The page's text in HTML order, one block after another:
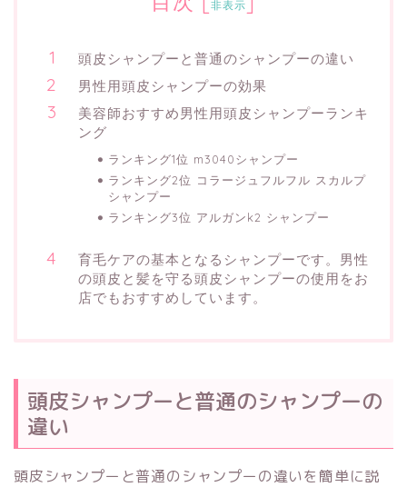
非表示
頭皮シャンプーと普通のシャンプーの違い
男性用頭皮シャンプーの効果
美容師おすすめ男性用頭皮シャンプーランキ
ング
ランキング1位 m3040シャンプー
ランキング2位 コラージュフルフル スカルプ
シャンプー
ランキング3位 アルガンk2 シャンプー
育毛ケアの基本となるシャンプーです。男性
の頭皮と髪を守る頭皮シャンプーの使用をお
店でもおすすめしています。
頭皮シャンプーと普通のシャンプーの
違い
頭皮シャンプーと普通のシャンプーの違いを簡単に説